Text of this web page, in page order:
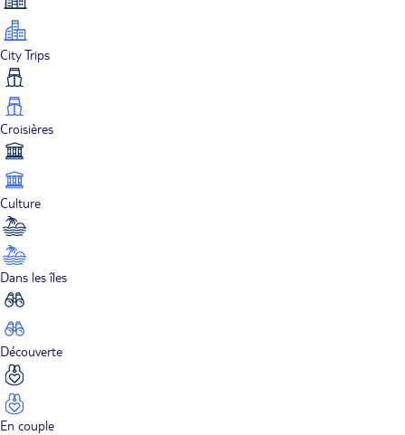
City Trips
Croisières
Culture
Dans les îles
Découverte
En couple